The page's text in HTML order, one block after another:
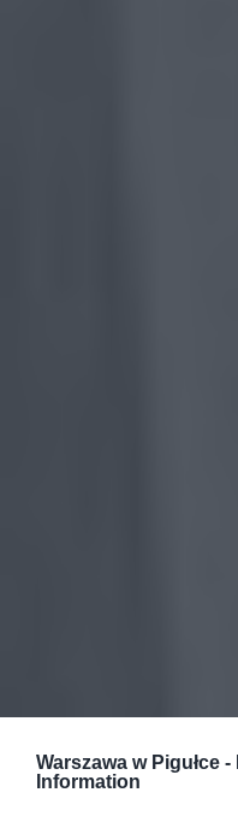
Warszawa w Pigułce -
Information